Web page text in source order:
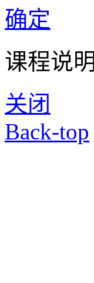
确定
课程说明
关闭
Back-top